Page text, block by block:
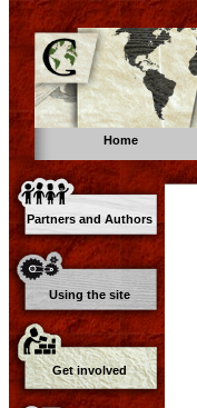
Home
Partners and Authors
Using the site
Get involved